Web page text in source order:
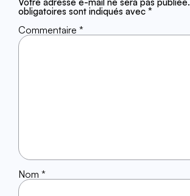
obligatoires sont indiqués avec *
Commentaire *
Nom *